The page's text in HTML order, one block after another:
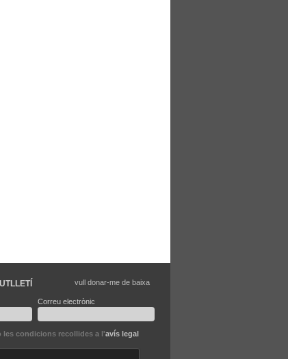
Correu electrònic
les condicions recollides a l'avís legal
vull donar-me de baixa